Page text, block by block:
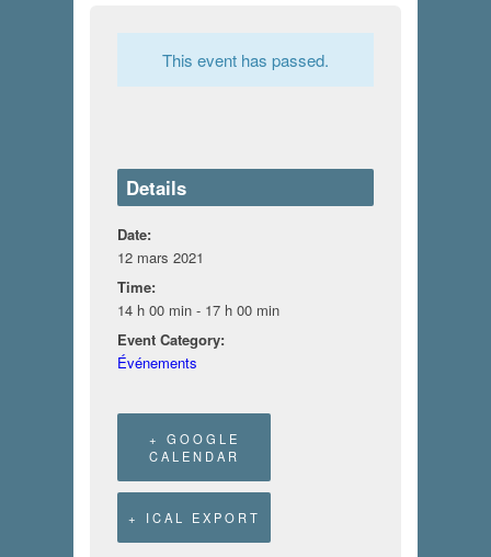
This event has passed.
Details
Date:
12 mars 2021
Time:
14 h 00 min - 17 h 00 min
Event Category:
Événements
+ GOOGLE
CALENDAR
+ ICAL EXPORT